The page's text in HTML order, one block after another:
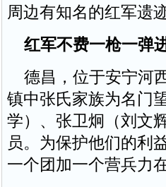
周边有知名的红军遗
红军不费一枪一弹
德昌，位于安宁河
镇中张氏家族为名门
学）、张卫炯（刘文
员。为保护他们的利
一个团加一个营兵力